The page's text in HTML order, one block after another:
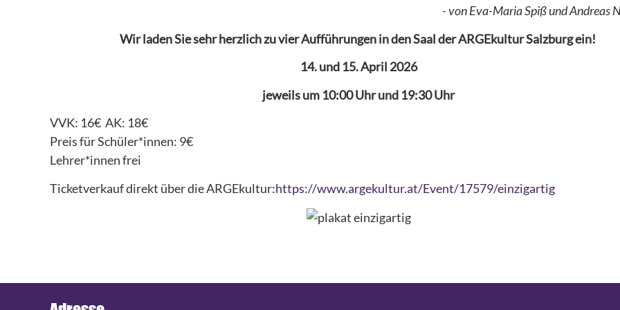
- von Eva-Maria Spiß und Andreas
Wir laden Sie sehr herzlich zu vier Aufführungen in den Saal der ARGEkultur Salzburg ein!
14. und 15. April 2026
jeweils um 10:00 Uhr und 19:30 Uhr
VVK: 16€ AK: 18€
Preis für Schüler*innen: 9€
Lehrer*innen frei
Ticketverkauf direkt über die ARGEkultur:https://www.argekultur.at/Event/17579/einzigartig